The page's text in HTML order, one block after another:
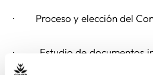
· Proceso y elección del
· Estudio de documentos
misión